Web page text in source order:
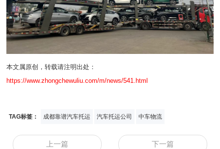
本文属原创，转载请注明出处：
https://www.zhongchewuliu.com/m/news/541.html
TAG标签： 成都靠谱汽车托运 汽车托运公司 中车物流
上一篇 下一篇